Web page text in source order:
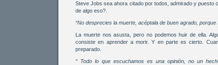
Steve Jobs sea ahora citado por todos, admirado y puesto
de algo eso?.
“No desprecies la muerte, acéptala de buen agrado,
La muerte nos asusta, pero no podemos huir de ella.
consiste en aprender a morir. Y en parte es cierto.
preparado.
“ Todo lo que escuchamos es una opinión, no un